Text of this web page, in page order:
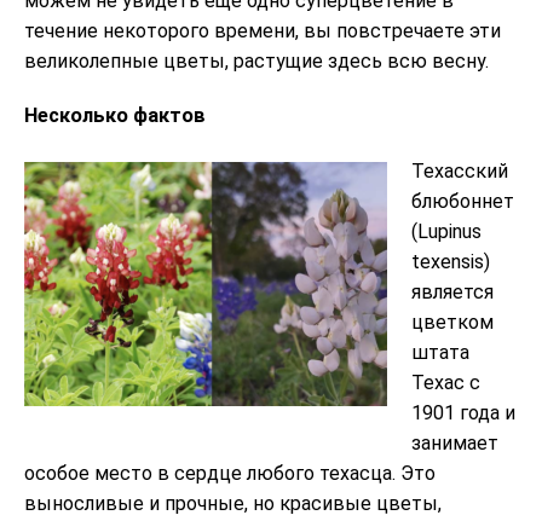
течение некоторого времени, вы повстречаете эти
великолепные цветы, растущие здесь всю весну.
Несколько фактов
Техасский
блюбоннет
(Lupinus
texensis)
является
цветком
штата
Техас с
1901 года и
занимает
особое место в сердце любого техасца. Это
выносливые и прочные, но красивые цветы,